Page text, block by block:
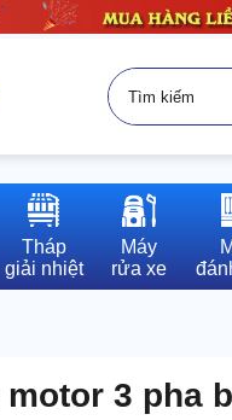
Tháp
giải nhiệt
Máy
rửa xe
3 pha